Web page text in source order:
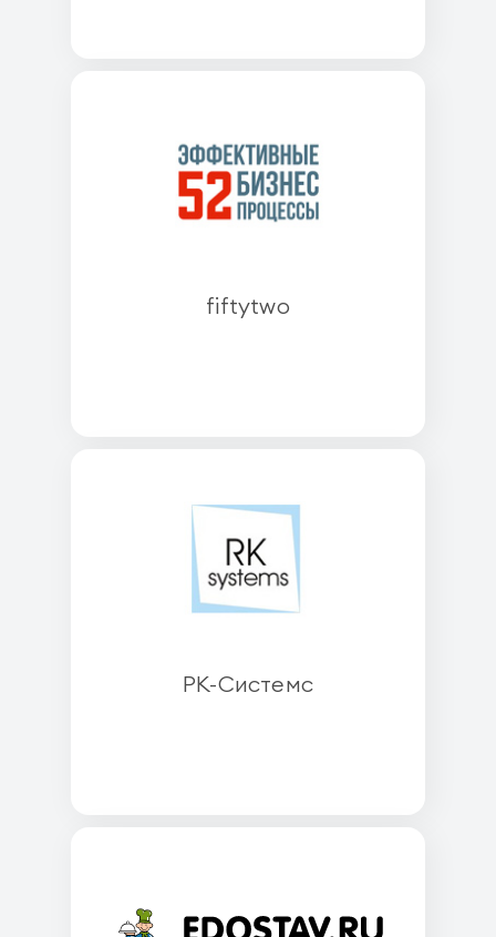
fiftytwo
РК-Системс